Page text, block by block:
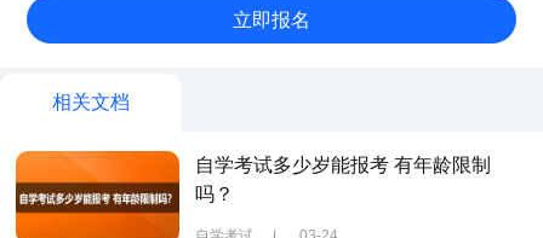
相关文档
自学考试多少岁能报考 有年龄限制
吗？